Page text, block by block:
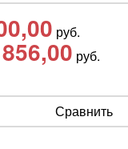
руб.
руб.
Сравнить